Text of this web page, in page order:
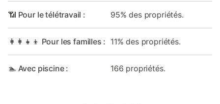
📶 Pour le télétravail : 95% des propriétés.
👩‍👩‍👧‍👦 Pour les familles : 11% des propriétés.
🏊 Avec piscine : 166 propriétés.